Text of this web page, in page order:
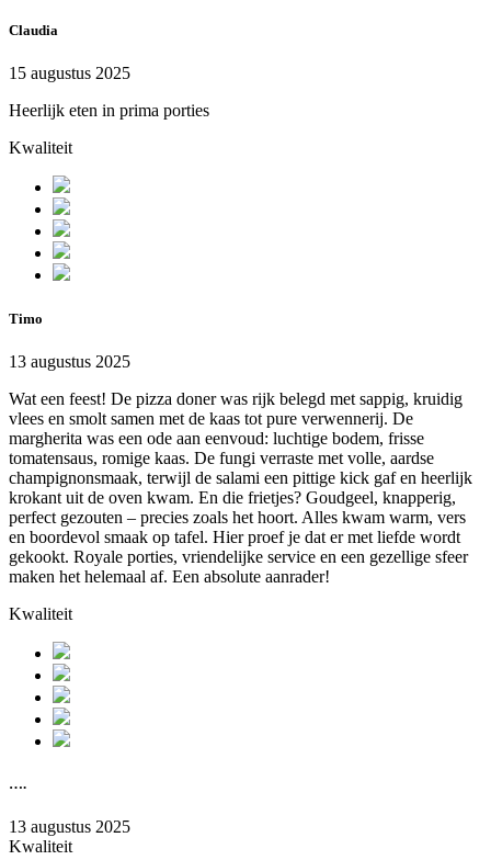
Claudia
15 augustus 2025
Heerlijk eten in prima porties
Kwaliteit
Timo
13 augustus 2025
Wat een feest! De pizza doner was rijk belegd met sappig, kruidig
vlees en smolt samen met de kaas tot pure verwennerij. De
margherita was een ode aan eenvoud: luchtige bodem, frisse
tomatensaus, romige kaas. De fungi verraste met volle, aardse
champignonsmaak, terwijl de salami een pittige kick gaf en heerlijk
krokant uit de oven kwam. En die frietjes? Goudgeel, knapperig,
perfect gezouten – precies zoals het hoort. Alles kwam warm, vers
en boordevol smaak op tafel. Hier proef je dat er met liefde wordt
gekookt. Royale porties, vriendelijke service en een gezellige sfeer
maken het helemaal af. Een absolute aanrader!
Kwaliteit
….
13 augustus 2025
Kwaliteit